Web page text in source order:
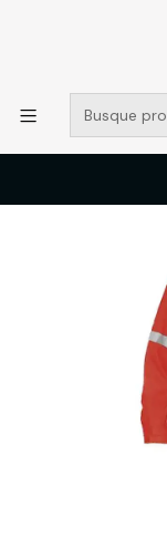
POR SISTEMA
MUCHAS GRACIAS
Catálogo
OVEROL